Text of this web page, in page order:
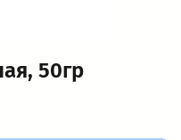
50гр